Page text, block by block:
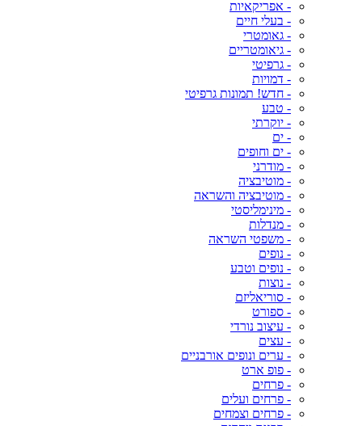
- אפריקאיות
- בעלי חיים
- גאומטרי
- גיאומטריים
- גרפיטי
- דמויות
- חדש! תמונות גרפיטי
- טבע
- יוקרתי
- ים
- ים וחופים
- מודרני
- מוטיבציה
- מוטיבציה והשראה
- מינימליסטי
- מנדלות
- משפטי השראה
- נופים
- נופים וטבע
- נוצות
- סוריאליזם
- ספורט
- עיצוב נורדי
- עצים
- ערים ונופים אורבניים
- פופ ארט
- פרחים
- פרחים ועלים
- פרחים וצמחים